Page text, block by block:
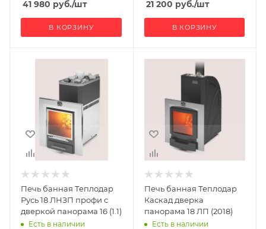
41 980 руб./шт
В КОРЗИНУ
21 200 руб./шт
В КОРЗИНУ
Высота, мм
807
Материал
Нержавеющая
сталь
Вид топлива
Дрова
Печь банная Теплодар
Русь 18 ЛНЗП профи с
дверкой панорама 16 (1.1)
Есть в наличии
Высота, мм
920
Материал
Нержавеющая
сталь
Вид топлива
Дрова
Печь банная Теплодар
Каскад дверка
панорама 18 ЛП (2018)
Есть в наличии